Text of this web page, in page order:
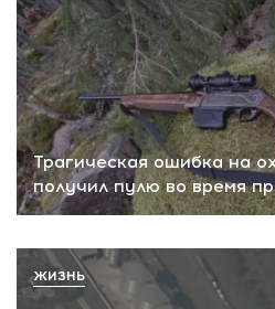
Трагическая ошибка на
получил пулю во время
ЖИЗНЬ